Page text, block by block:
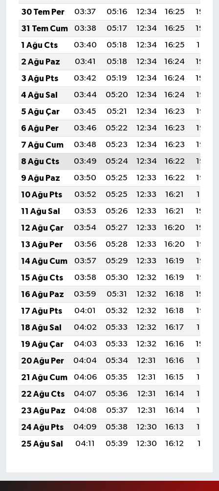
30 Tem Per
03:37 05:16 12:34 16:25
19:43
31 Tem Cum
03:38 05:17 12:34 16:25
19:42
1 Ağu Cts
03:40 05:18 12:34 16:25
19:41
2 Ağu Paz
03:41 05:18 12:34 16:24
19:40
3 Ağu Pts
03:42 05:19 12:34 16:24
19:39
4 Ağu Sal
03:44 05:20 12:34 16:24
19:38
5 Ağu Çar
03:45 05:21 12:34 16:23
19:37
6 Ağu Per
03:46 05:22 12:34 16:23
19:36
7 Ağu Cum
03:48 05:23 12:34 16:23
19:35
8 Ağu Cts
03:49 05:24 12:34 16:22
19:33
9 Ağu Paz
03:50 05:25 12:33 16:22
19:32
10 Ağu Pts
03:52 05:25 12:33 16:21
19:31
11 Ağu Sal
03:53 05:26 12:33 16:21
19:30
12 Ağu Çar
03:54 05:27 12:33 16:20
19:29
13 Ağu Per
03:56 05:28 12:33 16:20
19:27
14 Ağu Cum
03:57 05:29 12:33 16:19
19:26
15 Ağu Cts
03:58 05:30 12:32 16:19
19:25
16 Ağu Paz
03:59 05:31 12:32 16:18
19:24
17 Ağu Pts
04:01 05:32 12:32 16:18
19:22
18 Ağu Sal
04:02 05:33 12:32 16:17
19:21
19 Ağu Çar
04:03 05:33 12:32 16:16
19:20
20 Ağu Per
04:04 05:34 12:31 16:16
19:18
21 Ağu Cum
04:06 05:35 12:31 16:15
19:17
22 Ağu Cts
04:07 05:36 12:31 16:14
19:16
23 Ağu Paz
04:08 05:37 12:31 16:14
19:14
24 Ağu Pts
04:09 05:38 12:30 16:13
19:13
25 Ağu Sal
04:11 05:39 12:30 16:12 19:11